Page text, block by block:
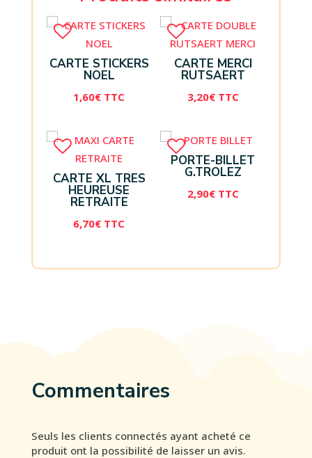
CARTE STICKERS
NOEL
1,60€ TTC
CARTE MERCI
RUTSAERT
3,20€ TTC
CARTE XL TRES
HEUREUSE
RETRAITE
6,70€ TTC
PORTE-BILLET
G.TROLEZ
2,90€ TTC
Commentaires
Seuls les clients connectés ayant acheté ce
produit ont la possibilité de laisser un avis.